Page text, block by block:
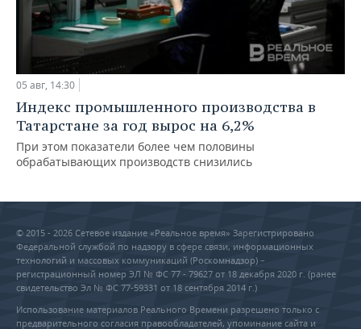
05 авг, 14:30
Индекс промышленного производства в
Татарстане за год вырос на 6,2%
При этом показатели более чем половины
обрабатывающих производств снизились
© 2015 - 2026 Сетевое издание «Реальное время» Зарегистрировано
Федеральной службой по надзору в сфере связи, информационных
технологий и массовых коммуникаций (Роскомнадзор) –
регистрационный номер ЭЛ № ФС 77 - 79627 от 18 декабря 2020 г. (ранее
свидетельство Эл № ФС 77-59331 от 18 сентября 2014 г.)
Использование материалов Реального Времени разрешено только с
предварительного согласия правообладателей, упоминание сайта и